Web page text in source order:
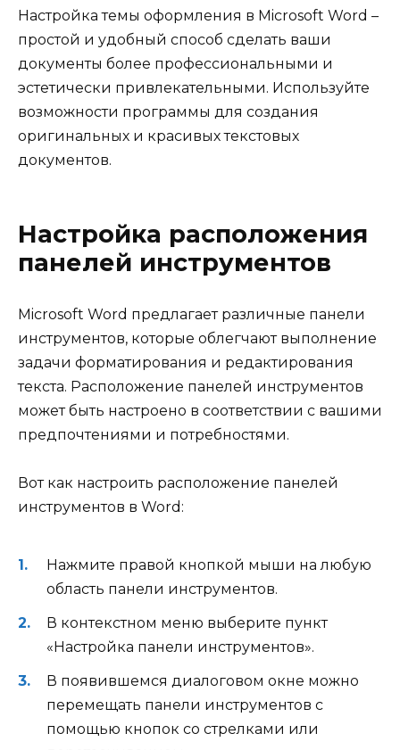
Настройка темы оформления в Microsoft Word –
простой и удобный способ сделать ваши
документы более профессиональными и
эстетически привлекательными. Используйте
возможности программы для создания
оригинальных и красивых текстовых
документов.
Настройка расположения
панелей инструментов
Microsoft Word предлагает различные панели
инструментов, которые облегчают выполнение
задачи форматирования и редактирования
текста. Расположение панелей инструментов
может быть настроено в соответствии с вашими
предпочтениями и потребностями.
Вот как настроить расположение панелей
инструментов в Word:
Нажмите правой кнопкой мыши на любую
область панели инструментов.
В контекстном меню выберите пункт
«Настройка панели инструментов».
В появившемся диалоговом окне можно
перемещать панели инструментов с
помощью кнопок со стрелками или